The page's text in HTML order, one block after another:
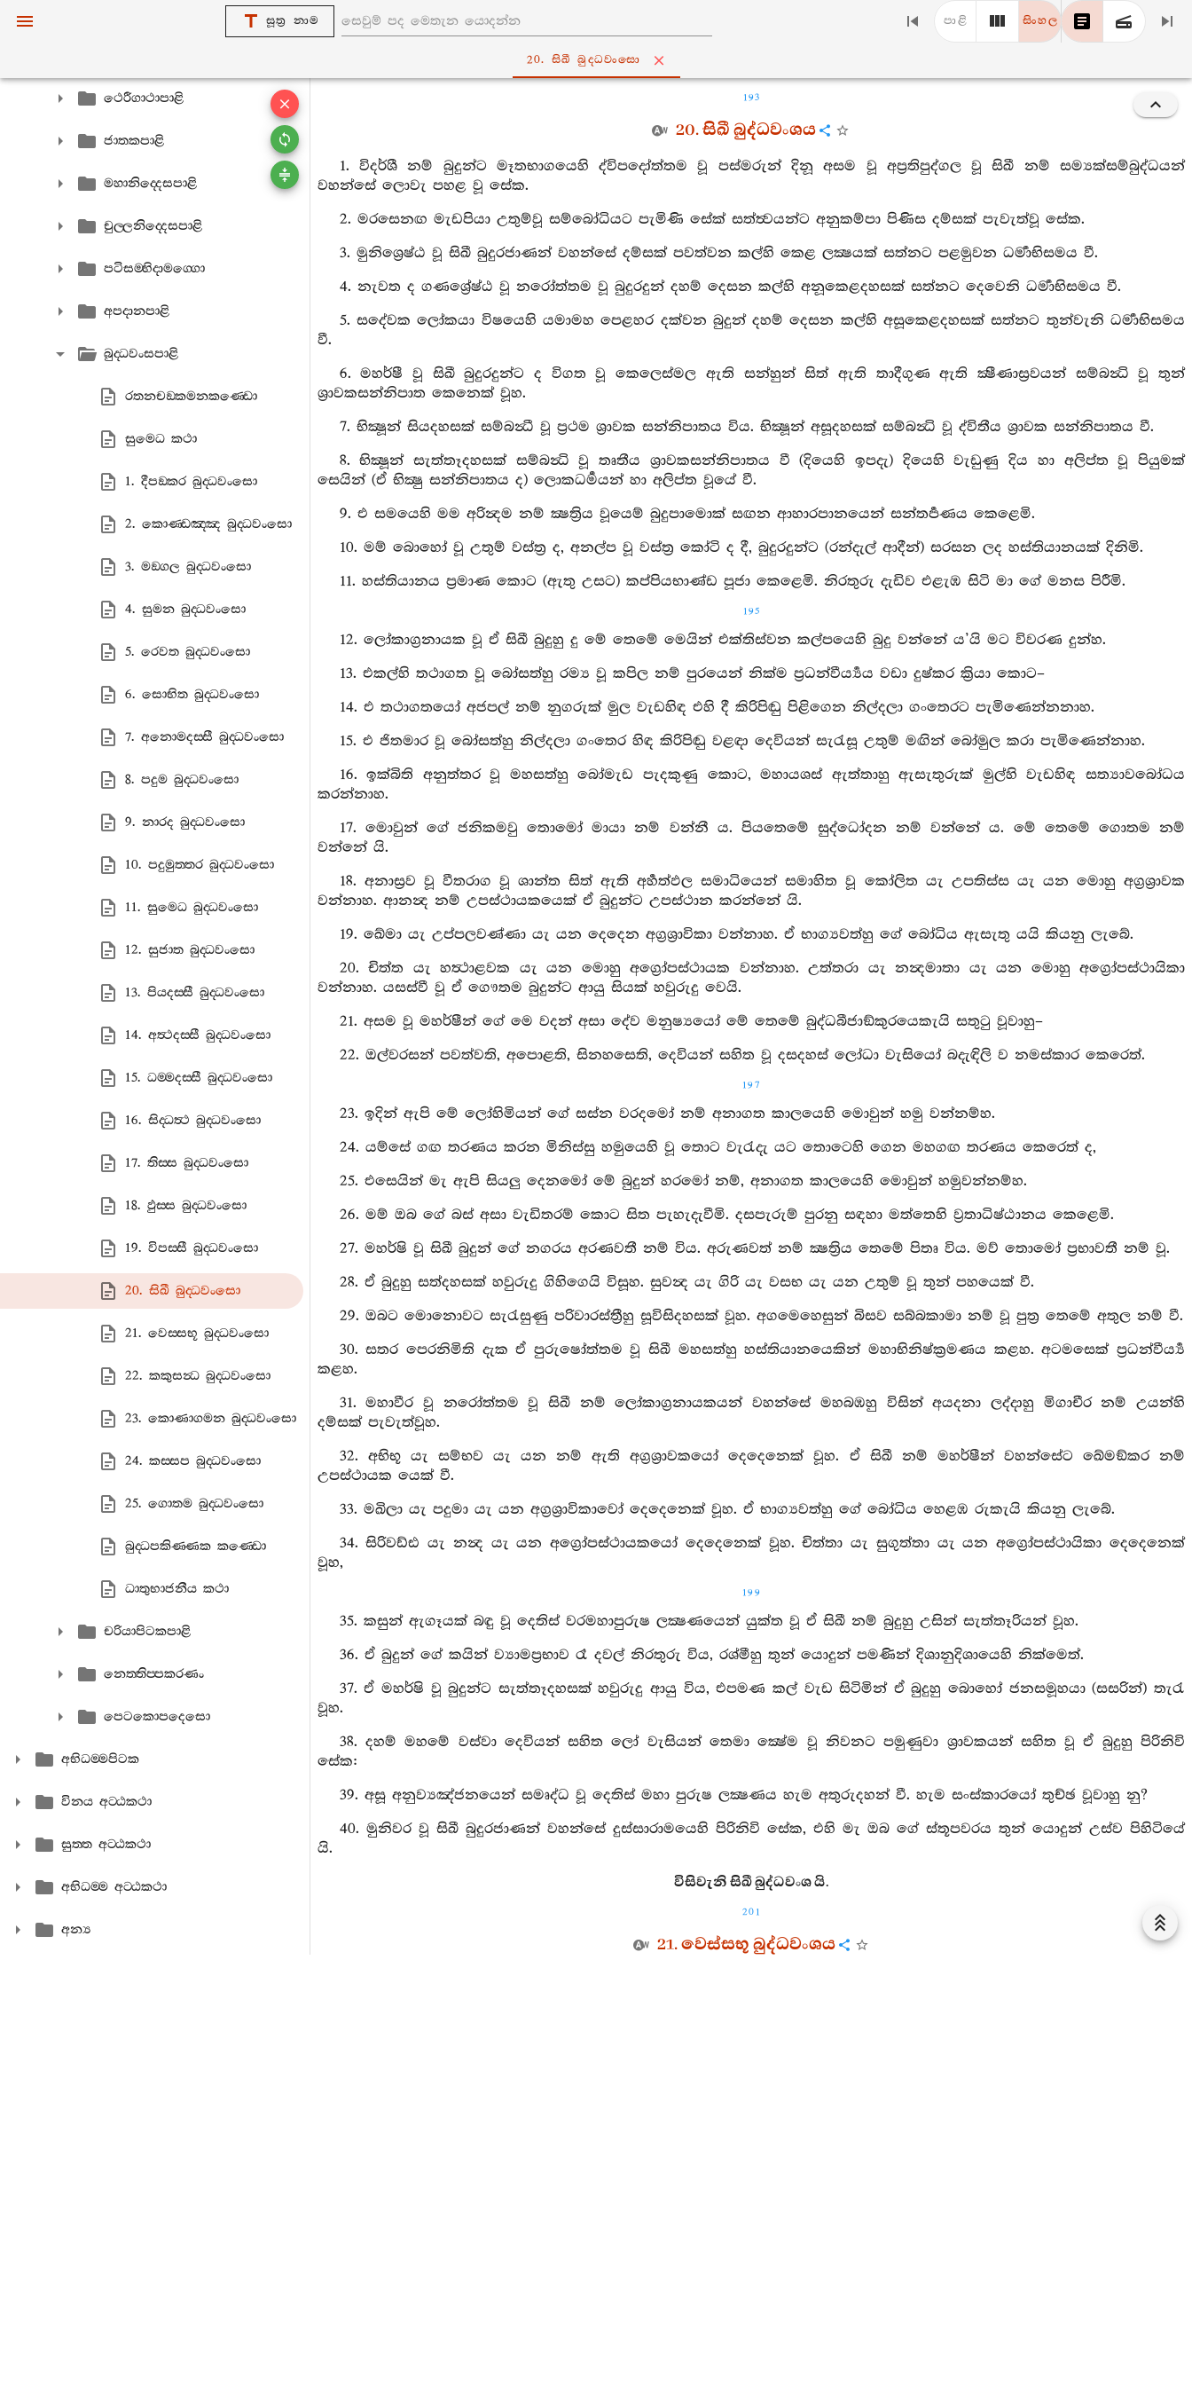
සූත්‍ර නාම පාළි සිංහල
20. සිඛී බුද‍්ධවංසො
ථෙරීගාථාපාළි
ජාතකපාළි
මහානිද‍්දෙසපාළි
චුල‍්ලනිද‍්දෙසපාළි
පටිසම‍්භිදාමග‍්ගො
අපදානපාළි
බුද‍්ධවංසපාළි
රතනචඞ‍්කමනකණ‍්ඩො
සුමෙධ කථා
1. දීපඞ‍්කර බුද‍්ධවංසො
2. කොණ‍්ඩඤ‍්ඤ බුද‍්ධවංසො
3. මඞ‍්ගල බුද‍්ධවංසො
4. සුමන බුද‍්ධවංසො
5. රෙවත බුද‍්ධවංසො
6. සොභිත බුද‍්ධවංසො
7. අනොමදස‍්සී බුද‍්ධවංසො
8. පදුම බුද‍්ධවංසො
9. නාරද බුද‍්ධවංසො
10. පදුමුත‍්තර බුද‍්ධවංසො
11. සුමෙධ බුද‍්ධවංසො
12. සුජාත බුද‍්ධවංසො
13. පියදස‍්සී බුද‍්ධවංසො
14. අත්‍ථදස‍්සී බුද‍්ධවංසො
15. ධම‍්මදස‍්සී බුද‍්ධවංසො
16. සිද‍්ධත්‍ථ බුද‍්ධවංසො
17. තිස‍්ස බුද‍්ධවංසො
18. ඵුස‍්ස බුද‍්ධවංසො
19. විපස‍්සී බුද‍්ධවංසො
20. සිඛී බුද‍්ධවංසො
21. වෙස‍්සභූ බුද‍්ධවංසො
22. කකුසන්‍ධ බුද‍්ධවංසො
23. කොණාගමන බුද‍්ධවංසො
24. කස‍්සප බුද‍්ධවංසො
25. ගොතම බුද‍්ධවංසො
බුද‍්ධපකිණ‍්ණක කණ‍්ඩො
ධාතුභාජනීය කථා
චරියාපිටකපාළි
නෙත‍්තිප‍්පකරණං
පෙටකොපදෙසො
අභිධම‍්මපිටක
විනය අට‍්ඨකථා
සුත‍්ත අට‍්ඨකථා
අභිධම‍්ම අට‍්ඨකථා
අන්‍ය
193
20. සිඛී බුද්ධවංශය
1. විදර්ශී නම් බුදුන්ට මෑතභාගයෙහි ද්විපදෝත්තම වූ පස්මරුන් දිනූ අසම වූ අප්‍රතිපුද්ගල වූ සිඛී නම් සම්‍යක්සම්බුද්ධයන්
වහන්සේ ලොවැ පහළ වූ සේක.
2. මරසෙනඟ මැඩපියා උතුම්වූ සම්බෝධියට පැමිණි සේක් සත්ත්‍වයන්ට අනුකම්පා පිණිස දම්සක් පැවැත්වූ සේක.
3. මුනිශ්‍රෙෂ්ඨ වූ සිඛී බුදුරජාණන් වහන්සේ දම්සක් පවත්වන කල්හි කෙළ ලක්‍ෂයක් සත්නට පළමුවන ධර්‍මාභිසමය වී.
4. නැවත ද ගණශ්‍රේෂ්ඨ වූ නරෝත්තම වූ බුදුරදුන් දහම් දෙසන කල්හි අනූකෙළදහසක් සත්නට දෙවෙනි ධර්‍මාභිසමය වී.
5. සදේවක ලෝකයා විෂයෙහි යමාමහ පෙළහර දක්වන බුදුන් දහම් දෙසන කල්හි අසූකෙළදහසක් සත්නට තුන්වැනි ධර්‍මාභිසමය
වී.
6. මහර්ෂී වූ සිඛී බුදුරදුන්ට ද විගත වූ කෙලෙස්මල ඇති සන්හුන් සිත් ඇති තාදීගුණ ඇති ක්‍ෂීණාස්‍රවයන් සම්බන්‍ධි වූ තුන්
ශ්‍රාවකසන්නිපාත කෙනෙක් වූහ.
7. භික්‍ෂූන් සියදහසක් සම්බන්‍ධී වූ ප්‍රථම ශ්‍රාවක සන්නිපාතය විය. භික්‍ෂූන් අසූදහසක් සම්බන්‍ධි වූ ද්විතීය ශ්‍රාවක සන්නිපාතය වී.
8. භික්‍ෂූන් සැත්තෑදහසක් සම්බන්‍ධි වූ තෘතීය ශ්‍රාවකසන්නිපාතය වී (දියෙහි ඉපදැ) දියෙහි වැඩුණු දිය හා අලිප්ත වූ පියුමක්
සෙයින් (ඒ භික්‍ෂු සන්නිපාතය ද) ලොකධර්‍මයන් හා අලිප්ත වූයේ වී.
9. එ සමයෙහි මම අරින්‍දම නම් ක්‍ෂත්‍රිය වූයෙම් බුදුපාමොක් සඟන ආහාරපානයෙන් සන්තර්‍පණය කෙළෙමි.
10. මම් බොහෝ වූ උතුම් වස්ත්‍ර ද, අනල්ප වූ වස්ත්‍ර කෝටි ද දී, බුදුරදුන්ට (රන්දැල් ආදීන්) සරසන ලද හස්තියානයක් දිනිමි.
11. හස්තියානය ප්‍රමාණ කොට (ඇතු උසට) කප්පියභාණ්ඩ පූජා කෙළෙමි. නිරතුරු දැඩිව එළැඹ සිටි මා ගේ මනස පිරීමි.
195
12. ලෝකාග්‍රනායක වූ ඒ සිඛී බුදුහු දු මේ තෙමේ මෙයින් එක්තිස්වන කල්පයෙහි බුදු වන්නේ ය’යි මට විවරණ දුන්හ.
13. එකල්හි තථාගත වූ බෝසත්හු රම්‍ය වූ කපිල නම් පුරයෙන් නික්ම ප්‍රධන්වීර්‍ය්‍යය වඩා දුෂ්කර ක්‍රියා කොට–
14. එ තථාගතයෝ අජපල් නම් නුගරුක් මුල වැඩහිඳ එහි දී කිරිපිඬු පිළිගෙන නිල්දලා ගංතෙරට පැමිණෙන්නනාහ.
15. එ ජිතමාර වූ බෝසත්හු නිල්දලා ගංතෙර හිඳ කිරිපිඬු වළඳා දෙවියන් සැරැසූ උතුම් මඟින් බෝමුල කරා පැමිණෙන්නාහ.
16. ඉක්බිති අනුත්තර වූ මහසත්හු බෝමැඩ පැදකුණු කොට, මහායශස් ඇත්තාහු ඇසැතුරුක් මුල්හි වැඩහිඳ සත්‍යාවබෝධය
කරන්නාහ.
17. මොවුන් ගේ ජනිකමවු තොමෝ මායා නම් වන්නී ය. පියතෙමේ සුද්ධෝදන නම් වන්නේ ය. මේ තෙමේ ගොතම නම්
වන්නේ යි.
18. අනාස්‍රව වූ වීතරාග වූ ශාන්ත සිත් ඇති අර්‍හත්ඵල සමාධියෙන් සමාහිත වූ කෝලිත යැ උපතිස්ස යැ යන මොහු අග්‍රශ්‍රාවක
වන්නාහ. ආනන්‍ද නම් උපස්ථායකයෙක් ඒ බුදුන්ට උපස්ථාන කරන්නේ යි.
19. ඛේමා යැ උප්පලවණ්ණා යැ යන දෙදෙන අග්‍රශ්‍රාවිකා වන්නාහ. ඒ භාග්‍යවත්හු ගේ බෝධිය ඇසැතු යයි කියනු ලැබේ.
20. චිත්ත යැ හත්‍ථාළවක යැ යන මොහු අග්‍රෝපස්ථායක වන්නාහ. උත්තරා යැ නන්‍දමාතා යැ යන මොහු අග්‍රෝපස්ථායිකා
වන්නාහ. යසස්වී වූ ඒ ගෞතම බුදුන්ට ආයු සියක් හවුරුදු වෙයි.
21. අසම වූ මහර්ෂීන් ගේ මෙ වදන් අසා දේව මනුෂ්‍යයෝ මේ තෙමේ බුද්ධබීජාඞ්කුරයෙකැයි සතුටු වූවාහු–
22. ඔල්වරසන් පවත්වති, අපොළති, සිනහසෙති, දෙවියන් සහිත වූ දසදහස් ලෝධා වැසියෝ බදැඳිලි ව නමස්කාර කෙරෙත්.
197
23. ඉදින් ඇපි මේ ලෝහිමියන් ගේ සස්න වරදමෝ නම් අනාගත කාලයෙහි මොවුන් හමු වන්නම්හ.
24. යම්සේ ගඟ තරණය කරන මිනිස්සු හමුයෙහි වූ තොට වැරැදැ යට තොටෙහි ගෙන මහගඟ තරණය කෙරෙත් ද,
25. එසෙයින් මැ ඇපි සියලු දෙනමෝ මේ බුදුන් හරමෝ නම්, අනාගත කාලයෙහි මොවුන් හමුවන්නම්හ.
26. මම් ඔබ ගේ බස් අසා වැඩිතරම් කොට සිත පැහැදැවීමි. දසපැරුම් පුරනු සඳහා මත්තෙහි ව්‍රතාධිෂ්ඨානය කෙළෙමි.
27. මහර්ෂි වූ සිඛී බුදුන් ගේ නගරය අරණවතී නම් විය. අරුණවත් නම් ක්‍ෂත්‍රිය තෙමේ පිතෘ විය. මව් තොමෝ ප්‍රභාවතී නම් වූ.
28. ඒ බුදුහු සත්දහසක් හවුරුදු ගිහිගෙයි විසූහ. සුවන්‍ද යැ ගිරි යැ වසභ යැ යන උතුම් වූ තුන් පහයෙක් වී.
29. ඔබට මොනොවට සැරැසුණු පරිවාරස්ත්‍රීහු සූවිසිදහසක් වූහ. අගමෙහෙසුන් බිසව සබ්බකාමා නම් වූ පුත්‍ර තෙමේ අතුල නම් වී.
30. සතර පෙරනිමිති දැක ඒ පුරුෂෝත්තම වූ සිඛී මහසත්හු හස්තියානයෙකින් මහාභිනිෂ්ක්‍රමණය කළහ. අටමසෙක් ප්‍රධන්වීර්‍ය්‍ය
කළහ.
31. මහාවීර වූ නරෝත්තම වූ සිඛී නම් ලෝකාග්‍රනායකයන් වහන්සේ මහබඹහු විසින් අයදනා ලද්දාහු මිගාචීර නම් උයන්හි
දම්සක් පැවැත්වූහ.
32. අභිභූ යැ සම්භව යැ යන නම් ඇති අග්‍රශ්‍රාවකයෝ දෙදෙනෙක් වූහ. ඒ සිඛී නම් මහර්ෂීන් වහන්සේට ඛේමඞ්කර නම්
උපස්ථායක යෙක් වී.
33. මඛිලා යැ පදුමා යැ යන අග්‍රශ්‍රාවිකාවෝ දෙදෙනෙක් වූහ. ඒ භාග්‍යවත්හු ගේ බෝධිය හෙළඹ රුකැයි කියනු ලැබේ.
34. සිරිවඩ්ඪ යැ නන්‍ද යැ යන අග්‍රෝපස්ථායකයෝ දෙදෙනෙක් වූහ. චිත්තා යැ සුගුත්තා යැ යන අග්‍රෝපස්ථායිකා දෙදෙනෙක්
වූහ,
199
35. කසුන් ඇගෑයක් බඳු වූ දෙතිස් වරමහාපුරුෂ ලක්‍ෂණයෙන් යුක්ත වූ ඒ සිඛී නම් බුදුහු උසින් සැත්තෑරියන් වූහ.
36. ඒ බුදුන් ගේ කයින් ව්‍යාමප්‍රභාව රෑ දවල් නිරතුරු විය, රශ්මීහු තුන් යොදුන් පමණින් දිශානුදිශායෙහි නික්මෙත්.
37. ඒ මහර්ෂි වූ බුදුන්ට සැත්තෑදහසක් හවුරුදු ආයු විය, එපමණ කල් වැඩ සිටිමින් ඒ බුදුහු බොහෝ ජනසමූහයා (සසරින්) තැරැ
වූහ.
38. දහම් මහමේ වස්වා දෙවියන් සහිත ලෝ වැසියන් තෙමා ක්‍ෂේම වූ නිවනට පමුණුවා ශ්‍රාවකයන් සහිත වූ ඒ බුදුහු පිරිනිවි
සේක:
39. අසූ අනුව්‍යඤ්ජනයෙන් සමෘද්ධ වූ දෙතිස් මහා පුරුෂ ලක්‍ෂණය හැම අතුරුදහන් වී. හැම සංස්කාරයෝ තුච්ඡ වූවාහු නු?
40. මුනිවර වූ සිඛී බුදුරජාණන් වහන්සේ දුස්සාරාමයෙහි පිරිනිවි සේක, එහි මැ ඔබ ගේ ස්තූපවරය තුන් යොදුන් උස්ව පිහිටියේ
යි.
විසිවැනි සිඛී බුද්ධවංශ යි.
201
21. වෙස්සභූ බුද්ධවංශය